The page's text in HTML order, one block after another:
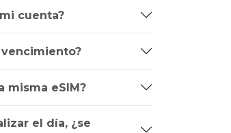
cuenta?
misma eSIM?
el día, ¿se